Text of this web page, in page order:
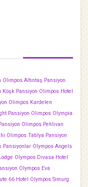
Olimpos Altıntaş Pansiyon
Köşk Pansiyon Olimpos Hotel
Olimpos Kardelen
Pansiyon Olimpos Olympia
Olimpos Pehlivan
Olimpos Tatilya Pansiyon
Pansiyonlar Olympos Angels
Olympos Divasa Hotel
Olympos Eva
66 Hotel
Olympos Simurg